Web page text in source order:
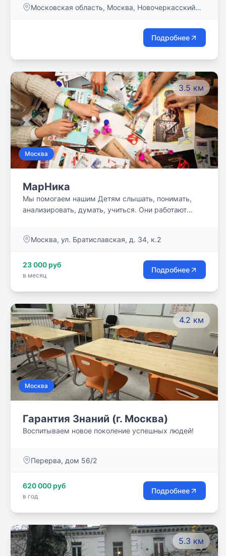
Московская область, Москва, Новочеркасский
Подробнее
3.5 км
Москва
МарНика
Мы помогаем нашим Детям слышать, понимать,
анализировать, думать, учиться. Они работают
Москва, ул. Братиславская, д. 34, к.2
23 000 руб
в месяц
Подробнее
4.2 км
Москва
Гарантия Знаний (г. Москва)
Воспитываем новое поколение успешных людей!
Перерва, дом 56/2
620 000 руб
в год
Подробнее
5.3 км